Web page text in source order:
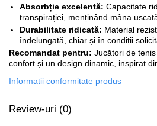
Absorbție excelentă: Capacitate
transpirației, menținând mâna
Durabilitate ridicată: Material
îndelungată, chiar și în condiții
Recomandat pentru: Jucători de
confort și un design dinamic, inspirat
Informatii conformitate produs
Review-uri (0)